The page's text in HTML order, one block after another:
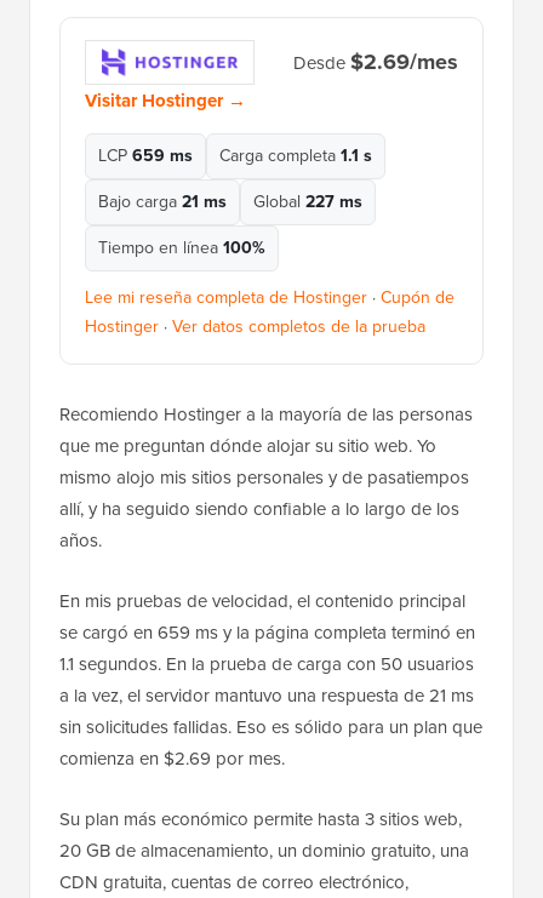
Desde$2.69/mes
Visitar Hostinger →
LCP659 ms Carga completa1.1 s
Bajo carga21 ms Global 227 ms
Tiempo en línea100%
Lee mi reseña completa de Hostinger ·Cupón de
Hostinger ·Ver datos completos de la prueba
Recomiendo Hostinger a la mayoría de las personas
que me preguntan dónde alojar su sitio web. Yo
mismo alojo mis sitios personales y de pasatiempos
allí, y ha seguido siendo confiable a lo largo de los
años.
En mis pruebas de velocidad, el contenido principal
se cargó en 659 ms y la página completa terminó en
1.1 segundos. En la prueba de carga con 50 usuarios
a la vez, el servidor mantuvo una respuesta de 21 ms
sin solicitudes fallidas. Eso es sólido para un plan que
comienza en $2.69 por mes.
Su plan más económico permite hasta 3 sitios web,
20 GB de almacenamiento, un dominio gratuito, una
CDN gratuita, cuentas de correo electrónico,